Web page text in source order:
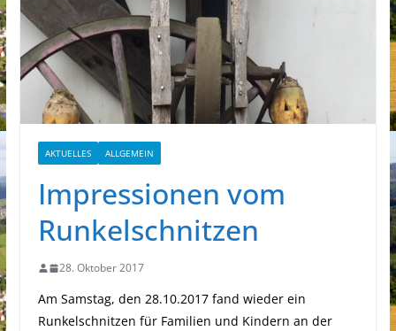
AKTUELLES ALLGEMEIN
Impressionen vom
Runkelschnitzen
28. Oktober 2017
Am Samstag, den 28.10.2017 fand wieder ein
Runkelschnitzen für Familien und Kindern an der